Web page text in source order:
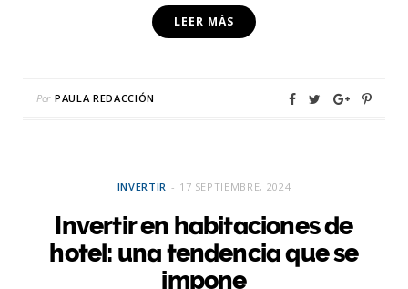
LEER MÁS
Por PAULA REDACCIÓN
INVERTIR 17 SEPTIEMBRE, 2024
Invertir en habitaciones de
hotel: una tendencia que se
impone